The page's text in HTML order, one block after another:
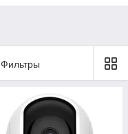
Фильтры